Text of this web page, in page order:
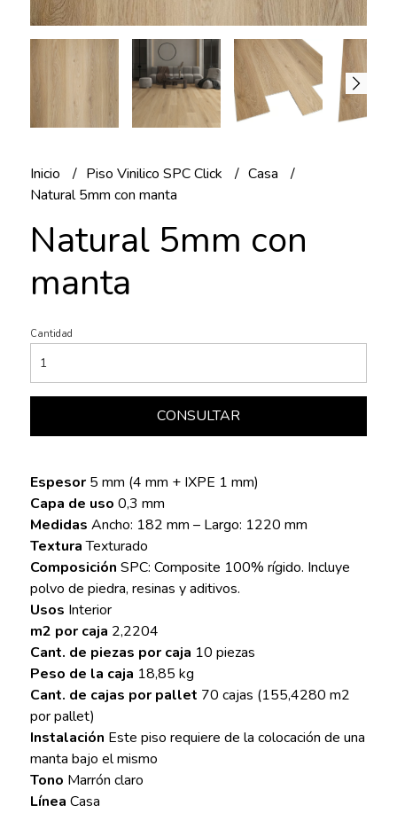
Inicio Piso Vinilico SPC Click
Casa
Natural 5mm con manta
Natural 5mm con
manta
Cantidad
CONSULTAR
Espesor 5 mm (4 mm + IXPE 1 mm)
Capa de uso 0,3 mm
Medidas Ancho: 182 mm – Largo: 1220 mm
TexturaTexturado
Composición SPC: Composite 100% rígido. Incluye
polvo de piedra, resinas y aditivos.
Usos Interior
m2 por caja 2,2204
Cant. de piezas por caja 10 piezas
Peso de la caja 18,85 kg
Cant. de cajas por pallet 70 cajas (155,4280 m2
por pallet)
Instalación Este piso requiere de la colocación de una
manta bajo el mismo
Tono Marrón claro
Línea Casa